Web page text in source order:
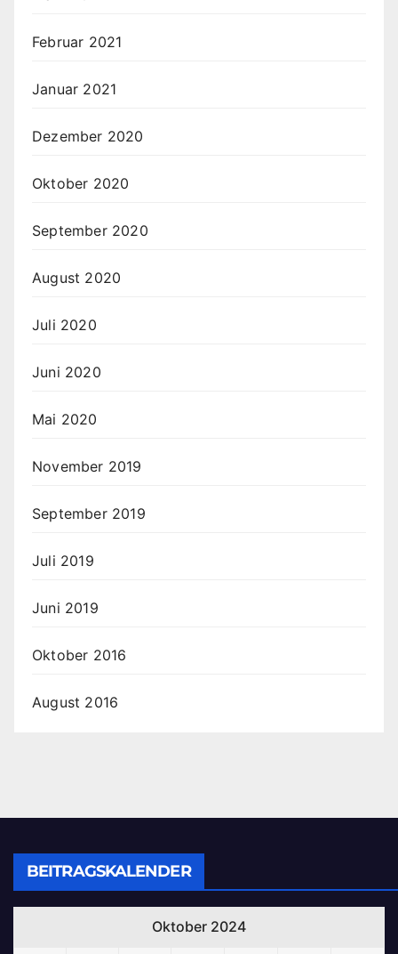
Februar 2021
Januar 2021
Dezember 2020
Oktober 2020
September 2020
August 2020
Juli 2020
Juni 2020
Mai 2020
November 2019
September 2019
Juli 2019
Juni 2019
Oktober 2016
August 2016
BEITRAGSKALENDER
Oktober 2024